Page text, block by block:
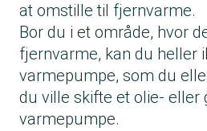
at omstille til fjernvarme.
Bor du i et område, hvor
fjernvarme, kan du heller
varmepumpe, som du
du ville skifte et olie- eller
varmepumpe.